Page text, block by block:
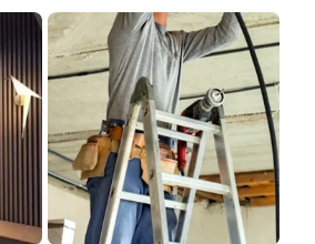
Empaquetadura 3/16"
4.8mm neopreno con
1 tela 3.5MP